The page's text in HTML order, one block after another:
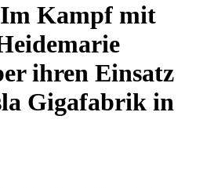
Im Kampf mit
ihren Einsatz
Gigafabrik in